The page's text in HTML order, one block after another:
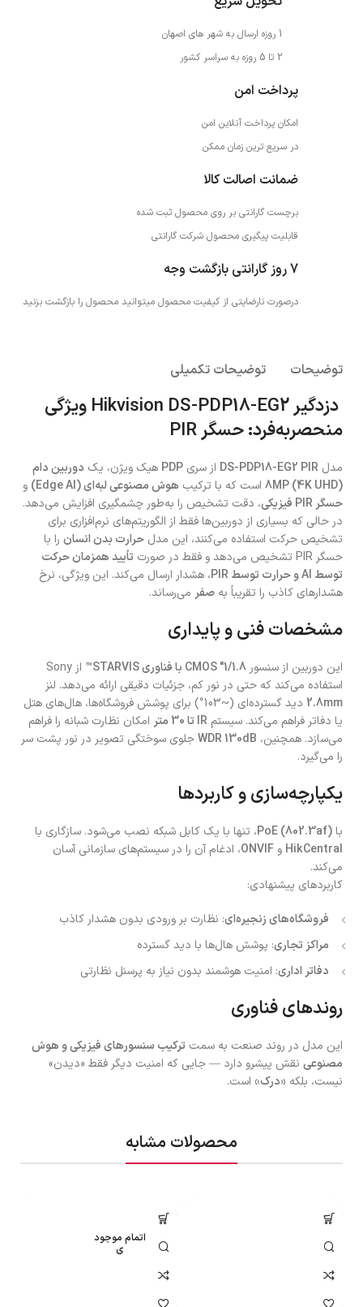
1 روزه ارسال به شهر های اصهان
2 تا 5 روزه به سراسر کشور
پرداخت امن
امکان پرداخت آنلاین امن
در سریع ترین زمان ممکن
ضمانت اصالت کالا
برچست گارانتی بر روی محصول ثبت شده
قابلیت پیگیری محصول شرکت گارانتی
7 روز گارانتی بازگشت وجه
درصورت نارضایتی از کیفیت محصول میتوانید محصول را بازگشت بزنید
توضیحات توضیحات تکمیلی
دزدگیر Hikvision DS-PDP18-EG2 ویژگی
منحصربه‌فرد: حسگر PIR
مدل DS-PDP18-EG2 PIR از سری PDP هیک ویژن، یک دوربین دام
8MP (4K UHD) است که با ترکیب هوش مصنوعی لبه‌ای (Edge AI)
و
حسگر PIR فیزیکی
، دقت تشخیص را به‌طور چشمگیری افزایش می‌دهد.
در حالی که بسیاری از دوربین‌ها فقط از الگوریتم‌های نرم‌افزاری برای
تشخیص حرکت استفاده می‌کنند، این مدل حرارت بدن انسان را با
حسگر PIR تشخیص می‌دهد و فقط در صورت
تأیید همزمان حرکت
توسط AI و حرارت توسط PIR
، هشدار ارسال می‌کند. این ویژگی، نرخ
هشدارهای کاذب را تقریباً به صفر می‌رساند.
مشخصات فنی و پایداری
این دوربین از سنسور 1/1.8″ CMOS با فناوری STARVIS™
از Sony
استفاده می‌کند که حتی در نور کم، جزئیات دقیقی ارائه می‌دهد. لنز
2.8mm
دید گسترده‌ای (~103°) برای پوشش فروشگاه‌ها، هال‌های هتل
یا دفاتر فراهم می‌کند. سیستم IR تا 30 متر
امکان نظارت شبانه را فراهم
می‌سازد. همچنین، WDR 130dBجلوی سوختگی تصویر در نور پشت سر
را می‌گیرد.
یکپارچه‌سازی و کاربردها
باPoE (802.3af)، تنها با یک کابل شبکه نصب می‌شود. سازگاری با
HikCentral و ONVIF، ادغام آن را در سیستم‌های سازمانی آسان
می‌کند.
کاربردهای پیشنهادی:
فروشگاه‌های زنجیره‌ای: نظارت بر ورودی بدون هشدار کاذب
مراکز تجاری: پوشش هال‌ها با دید گسترده
دفاتر اداری: امنیت هوشمند بدون نیاز به پرسنل نظارتی
روندهای فناوری
این مدل در روند صنعت به سمت ترکیب سنسورهای فیزیکی و هوش
مصنوعی نقش پیشرو دارد — جایی که امنیت دیگر فقط «دیدن»
نیست، بلکه «درک» است.
محصولات مشابه
اتمام موجود
ی